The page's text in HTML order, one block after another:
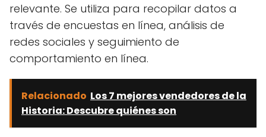
relevante. Se utiliza para recopilar datos a
través de encuestas en línea, análisis de
redes sociales y seguimiento de
comportamiento en línea.
Relacionado Los 7 mejores vendedores de la
Historia: Descubre quiénes son